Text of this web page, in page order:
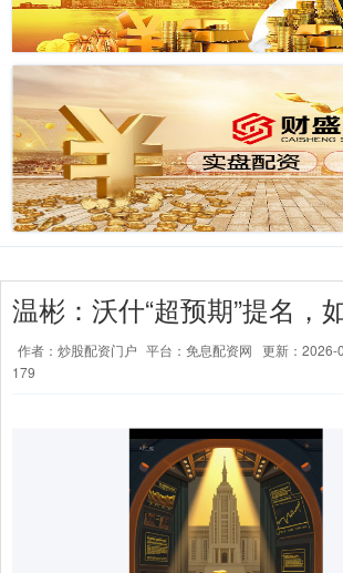
温彬：沃什“超预期”提名，
作者：炒股配资门户 平台：免息配资网 更新：2026-
179